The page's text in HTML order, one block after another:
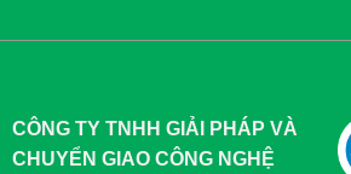
CÔNG TY TNHH GIẢI PHÁP VÀ
CHUYỂN GIAO CÔNG NGHỆ